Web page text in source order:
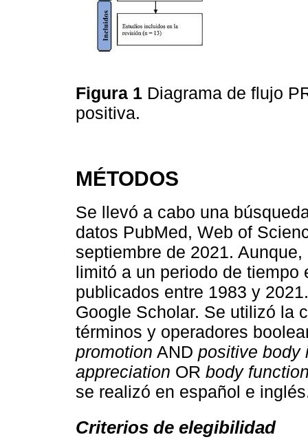
Figura 1 Diagrama de flujo
positiva.
MÉTODOS
Se llevó a cabo una
datos PubMed, Web of
septiembre de 2021.
limitó a un periodo de
publicados entre 1983 y
Google Scholar. Se utilizó la
términos y operadores
promotion AND positive body
appreciation OR body
se realizó en español e
Criterios de elegibilidad